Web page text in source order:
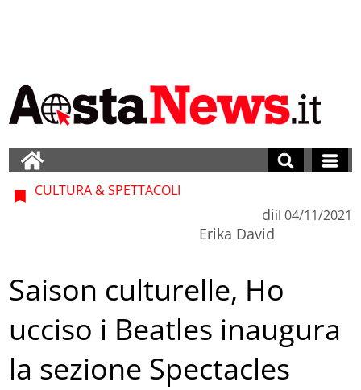
CULTURA & SPETTACOLI
di
Erika David
il 04/11/2021
Saison culturelle, Ho
ucciso i Beatles inaugura
la sezione Spectacles